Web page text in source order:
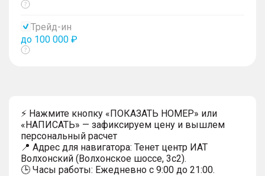
Показать
Трейд-ин
до 100 000 ₽
Показать
⚡ Нажмите кнопку «ПОКАЗАТЬ НОМЕР» или
«НАПИСАТЬ» — зафиксируем цену и вышлем
персональный расчет
📍 Адрес для навигатора: Тенет центр ИАТ
Волхонский (Волхонское шоссе, 3с2).
🕒 Часы работы: Ежедневно с 9:00 до 21:00.